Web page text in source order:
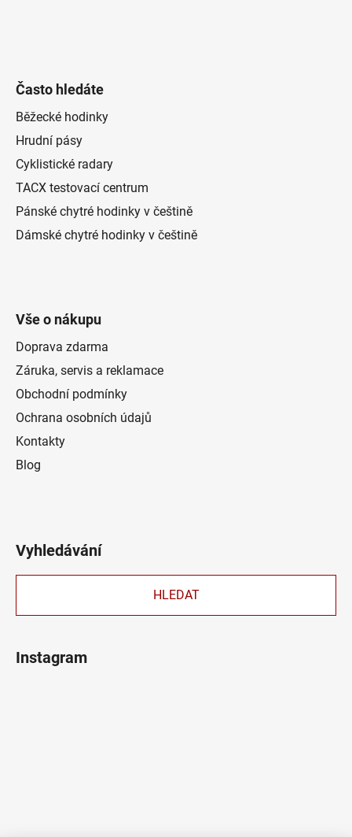
Často hledáte
Běžecké hodinky
Hrudní pásy
Cyklistické radary
TACX testovací centrum
Pánské chytré hodinky v češtině
Dámské chytré hodinky v češtině
Vše o nákupu
Doprava zdarma
Záruka, servis a reklamace
Obchodní podmínky
Ochrana osobních údajů
Kontakty
Blog
Vyhledávání
HLEDAT
Instagram